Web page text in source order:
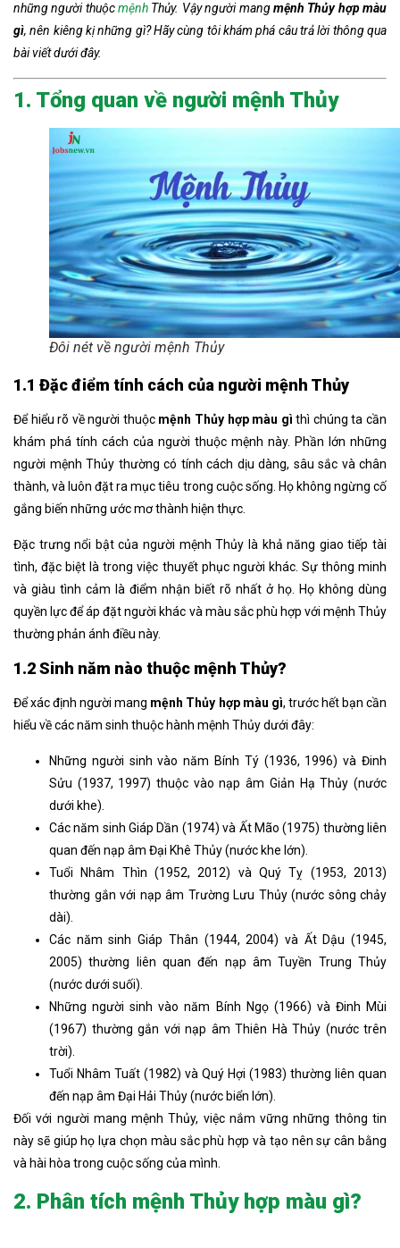
những người thuộcmệnh Thủy. Vậy người mangmệnh Thủy hợp màu
gì, nên kiêng kị những gì? Hãy cùng tôikhám phá câu trả lời thông qua
bài viết dưới đây.
1. Tổng quan về người mệnh Thủy
Đôi nét về người mệnh Thủy
1.1 Đặc điểm tính cách của người mệnh Thủy
Để hiểu rõ về người thuộc mệnh Thủy hợp màu gì thì chúng ta cần
khám phá tính cách của người thuộc mệnh này. Phần lớn những
người mệnh Thủy thường có tính cách dịu dàng, sâu sắc và chân
thành, và luôn đặt ra mục tiêu trong cuộc sống. Họ không ngừng cố
gắng biến những ước mơ thành hiện thực.
Đặc trưng nổi bật của người mệnh Thủy là khả năng giao tiếp tài
tình, đặc biệt là trong việc thuyết phục người khác. Sự thông minh
và giàu tình cảm là điểm nhận biết rõ nhất ở họ. Họ không dùng
quyền lực để áp đặt người khác và màu sắc phù hợp với mệnh Thủy
thường phản ánh điều này.
1.2 Sinh năm nào thuộc mệnh Thủy?
Để xác định người mang mệnh Thủy hợp màu gì, trước hết bạn cần
hiểu về các năm sinh thuộc hành mệnh Thủy dưới đây:
Những người sinh vào năm Bính Tý (1936, 1996) và Đinh
Sửu (1937, 1997) thuộc vào nạp âm Giản Hạ Thủy (nước
dưới khe).
Các năm sinh Giáp Dần (1974) và Ất Mão (1975) thường liên
quan đến nạp âm Đại Khê Thủy (nước khe lớn).
Tuổi Nhâm Thìn (1952, 2012) và Quý Tỵ (1953, 2013)
thường gắn với nạp âm Trường Lưu Thủy (nước sông chảy
dài).
Các năm sinh Giáp Thân (1944, 2004) và Ất Dậu (1945,
2005) thường liên quan đến nạp âm Tuyền Trung Thủy
(nước dưới suối).
Những người sinh vào năm Bính Ngọ (1966) và Đinh Mùi
(1967) thường gắn với nạp âm Thiên Hà Thủy (nước trên
trời).
Tuổi Nhâm Tuất (1982) và Quý Hợi (1983) thường liên quan
đến nạp âm Đại Hải Thủy (nước biển lớn).
Đối với người mang mệnh Thủy, việc nắm vững những thông tin
này sẽ giúp họ lựa chọn màu sắc phù hợp và tạo nên sự cân bằng
và hài hòa trong cuộc sống của mình.
2. Phân tích mệnh Thủy hợp màu gì?